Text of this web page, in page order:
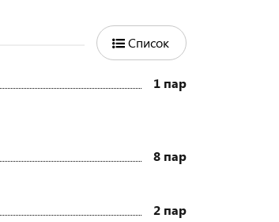
Список
1 пар
8 пар
2 пар